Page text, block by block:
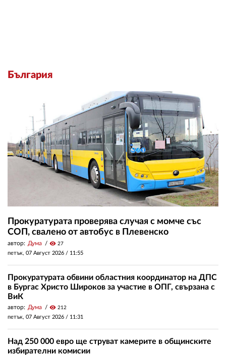
България
Прокуратурата проверява случая с момче със
СОП, свалено от автобус в Плевенско
автор: Дума visibility 27
петък, 07 Август 2026 / 11:55
Прокуратурата обвини областния координатор на ДПС
в Бургас Христо Широков за участие в ОПГ, свързана с
ВиК
автор: Дума visibility 212
петък, 07 Август 2026 / 11:31
Над 250 000 евро ще струват камерите в общинските
избирателни комисии